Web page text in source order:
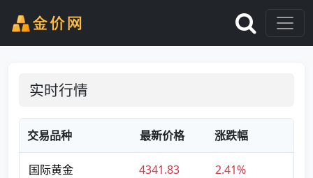
实时行情
交易品种 最新价格 涨跌幅
国际黄金 4341.83 2.41%